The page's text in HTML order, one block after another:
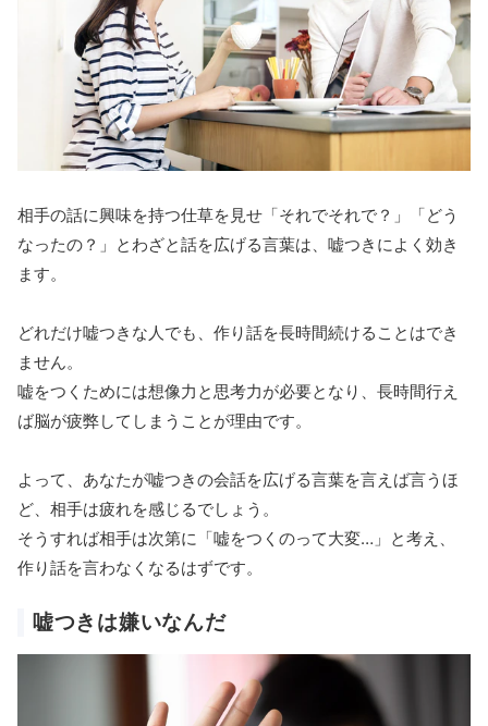
相手の話に興味を持つ仕草を見せ「それでそれで？」「どう
なったの？」とわざと話を広げる言葉は、嘘つきによく効き
ます。
どれだけ嘘つきな人でも、作り話を長時間続けることはでき
ません。
嘘をつくためには想像力と思考力が必要となり、長時間行え
ば脳が疲弊してしまうことが理由です。
よって、あなたが嘘つきの会話を広げる言葉を言えば言うほ
ど、相手は疲れを感じるでしょう。
そうすれば相手は次第に「嘘をつくのって大変…」と考え、
作り話を言わなくなるはずです。
嘘つきは嫌いなんだ